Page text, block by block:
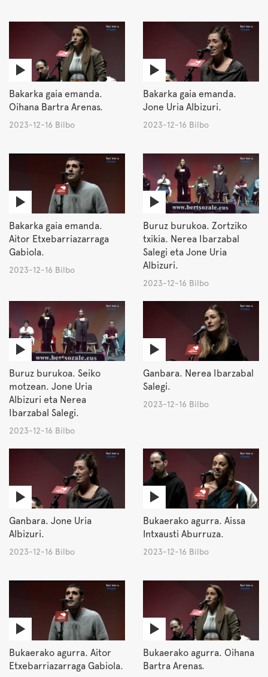
Bakarka gaia emanda.
Oihana Bartra Arenas.
2023-12-16 Bilbo
Bakarka gaia emanda.
Jone Uria Albizuri.
2023-12-16 Bilbo
Bakarka gaia emanda.
Aitor Etxebarriazarraga
Gabiola.
2023-12-16 Bilbo
Buruz burukoa. Zortziko
txikia. Nerea Ibarzabal
Salegi eta Jone Uria
Albizuri.
2023-12-16 Bilbo
Buruz burukoa. Seiko
motzean. Jone Uria
Albizuri eta Nerea
Ibarzabal Salegi.
2023-12-16 Bilbo
Ganbara. Nerea Ibarzabal
Salegi.
2023-12-16 Bilbo
Ganbara. Jone Uria
Albizuri.
2023-12-16 Bilbo
Bukaerako agurra. Aissa
Intxausti Aburruza.
2023-12-16 Bilbo
Bukaerako agurra. Aitor
Etxebarriazarraga Gabiola.
Bukaerako agurra. Oihana
Bartra Arenas.